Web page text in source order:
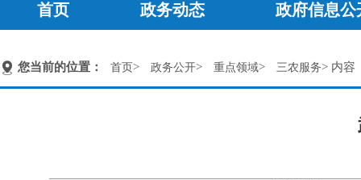
首页 政务动态 政府信息公
您当前的位置： 首页> 政务公开> 重点领域> 三农服务> 内容